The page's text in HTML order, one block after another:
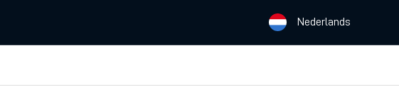
Nederlands